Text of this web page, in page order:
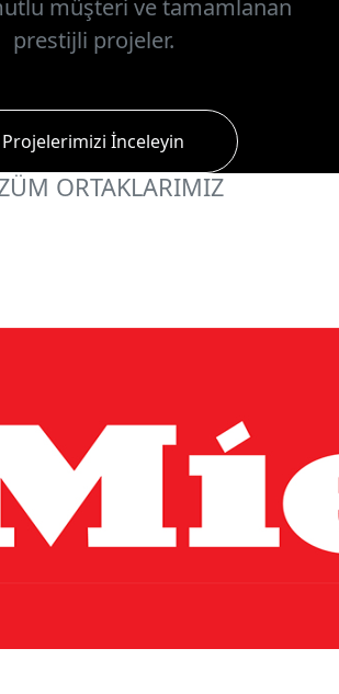
müşteri ve tamamlanan
prestijli projeler.
Projelerimizi İnceleyin
ORTAKLARIMIZ